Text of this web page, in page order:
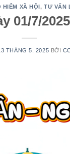
HIỂM XÃ HỘI,TƯ VẤN
01/7/
THÁNG 5, 2025 BỞI